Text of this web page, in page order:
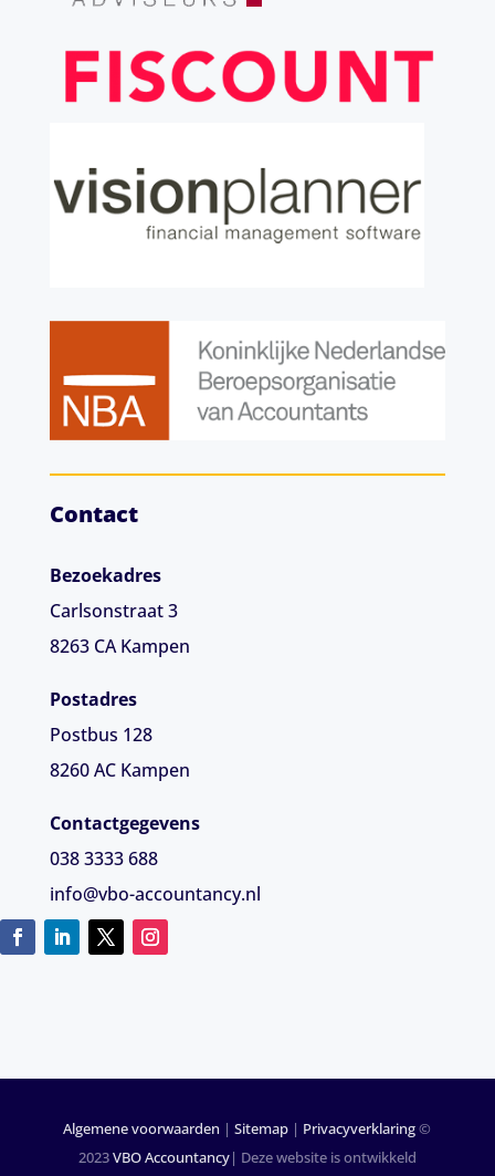
Contact
Bezoekadres
Carlsonstraat 3
8263 CA Kampen
Postadres
Postbus 128
8260 AC Kampen
Contactgegevens
038 3333 688
info@vbo-accountancy.nl
Algemene voorwaarden |Sitemap | Privacyverklaring©
2023VBO Accountancy| Deze website is ontwikkeld